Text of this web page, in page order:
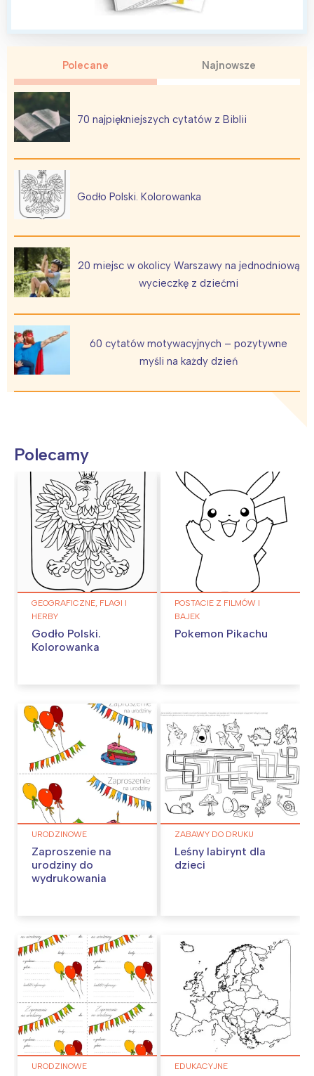
Polecane Najnowsze
70 najpiękniejszych cytatów z Biblii
Godło Polski. Kolorowanka
20 miejsc w okolicy Warszawy na jednodniową
wycieczkę z dziećmi
60 cytatów motywacyjnych – pozytywne
myśli na każdy dzień
Polecamy
GEOGRAFICZNE, FLAGI I
HERBY
Godło Polski.
Kolorowanka
POSTACIE Z FILMÓW I
BAJEK
Pokemon Pikachu
URODZINOWE
Zaproszenie na
urodziny do
wydrukowania
ZABAWY DO DRUKU
Leśny labirynt dla
dzieci
URODZINOWE EDUKACYJNE
Interesują mnie wydarzenia z
Warszawa
Łódź
Trójmiasto
Poznań
Kraków
Wybieram